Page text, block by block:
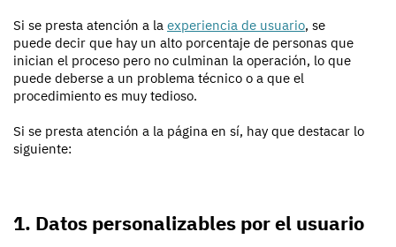
Si se presta atención a la experiencia de usuario, se
puede decir que hay un alto porcentaje de personas que
inician el proceso pero no culminan la operación, lo que
puede deberse a un problema técnico o a que el
procedimiento es muy tedioso.
Si se presta atención a la página en sí, hay que destacar lo
siguiente:
1. Datos personalizables por el usuario